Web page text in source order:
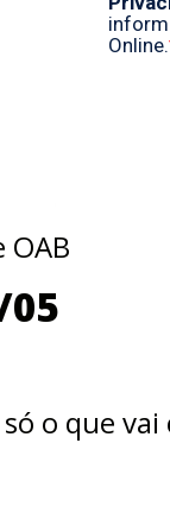
OAB
05
o que vai